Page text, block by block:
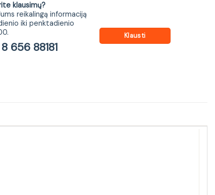
klausimų?
reikalingą informaciją
iki penktadienio
656 88181
Klausti